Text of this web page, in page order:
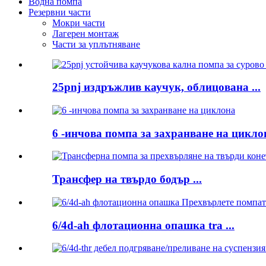
Резервни части
Мокри части
Лагерен монтаж
Части за уплътняване
25pnj издръжлив каучук, облицована ...
6 -инчова помпа за захранване на
Трансфер на твърдо бодър ...
6/4d-ah флотационна опашка tra ...